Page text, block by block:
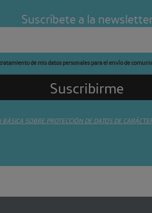
Suscríbete a la
de mis datos personales para el envío de
SOBRE PROTECCIÓN DE DATOS DE